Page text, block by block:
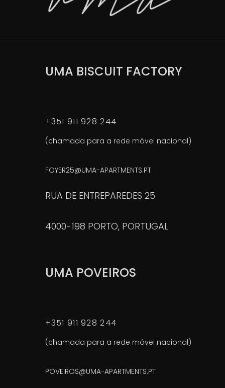
UMA BISCUIT FACTORY
+351 911 928 244
(chamada para a rede móvel nacional)
FOYER25@UMA-APARTMENTS.PT
RUA DE ENTREPAREDES 25
4000-198 PORTO, PORTUGAL
UMA POVEIROS
+351 911 928 244
(chamada para a rede móvel nacional)
POVEIROS@UMA-APARTMENTS.PT